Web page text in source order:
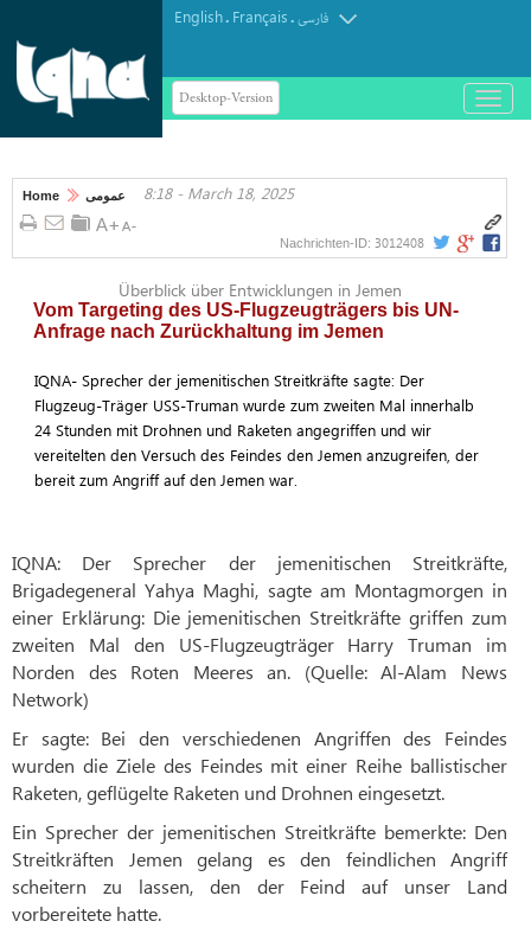
English. Français.فارسی
Desktop-Version
باز
و
کردن
Home عمومی 8:18 - March 18, 2025
Nachrichten-ID: 3012408
Überblick über Entwicklungen in Jemen
Vom Targeting des US-Flugzeugträgers bis UN-
Anfrage nach Zurückhaltung im Jemen
IQNA- Sprecher der jemenitischen Streitkräfte sagte: Der
Flugzeug-Träger USS-Truman wurde zum zweiten Mal innerhalb
24 Stunden mit Drohnen und Raketen angegriffen und wir
vereitelten den Versuch des Feindes den Jemen anzugreifen, der
bereit zum Angriff auf den Jemen war.
IQNA: Der Sprecher der jemenitischen Streitkräfte,
Brigadegeneral Yahya Maghi, sagte am Montagmorgen in
einer Erklärung: Die jemenitischen Streitkräfte griffen zum
zweiten Mal den US-Flugzeugträger Harry Truman im
Norden des Roten Meeres an. (Quelle: Al-Alam News
Network)
Er sagte: Bei den verschiedenen Angriffen des Feindes
wurden die Ziele des Feindes mit einer Reihe ballistischer
Raketen, geflügelte Raketen und Drohnen eingesetzt.
Ein Sprecher der jemenitischen Streitkräfte bemerkte: Den
Streitkräften Jemen gelang es den feindlichen Angriff
scheitern zu lassen, den der Feind auf unser Land
vorbereitete hatte.